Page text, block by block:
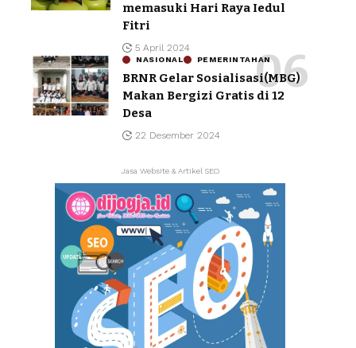
memasuki Hari Raya Iedul
Fitri
5 April 2024
NASIONAL PEMERINTAHAN
BRNR Gelar Sosialisasi(MBG)
Makan Bergizi Gratis di 12
Desa
22 Desember 2024
Jasa Website & Artikel SEO